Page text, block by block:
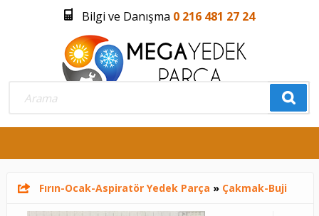
Bilgi ve Danışma 0 216 481 27 24
Üye Girişi Üye Olmak İstiyorum
Fırın-Ocak-Aspiratör Yedek Parça » Çakmak-Buji